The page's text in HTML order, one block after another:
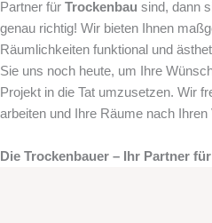
Partner für Trockenbau sind, dann
genau richtig! Wir bieten Ihnen
Räumlichkeiten funktional und
Sie uns noch heute, um Ihre
Projekt in die Tat umzusetzen. Wir
arbeiten und Ihre Räume nach
Die Trockenbauer – Ihr Partner